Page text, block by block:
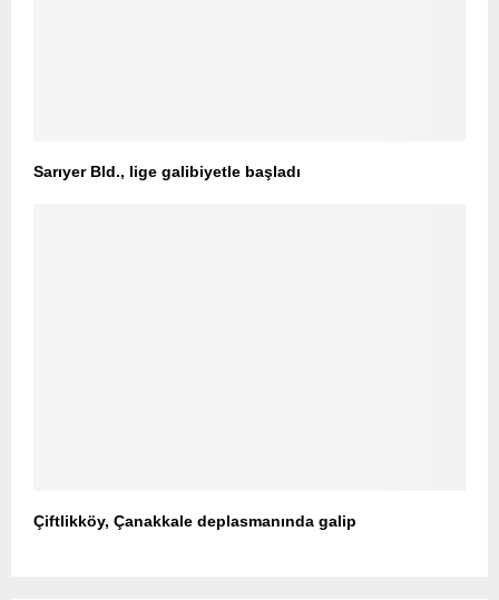
Sarıyer Bld., lige galibiyetle başladı
Çiftlikköy, Çanakkale deplasmanında galip